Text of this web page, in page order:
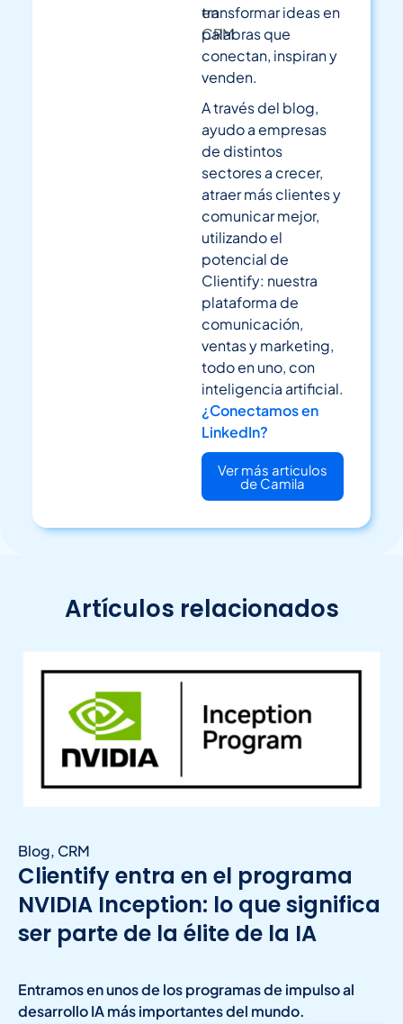
en
CRM
transformar ideas en
palabras que
conectan, inspiran y
venden.
A través del blog,
ayudo a empresas
de distintos
sectores a crecer,
atraer más clientes y
comunicar mejor,
utilizando el
potencial de
Clientify: nuestra
plataforma de
comunicación,
ventas y marketing,
todo en uno, con
inteligencia artificial.
¿Conectamos en
LinkedIn?
Ver más articulos
de Camila
Artículos relacionados
Blog, CRM
Clientify entra en el programa
NVIDIA Inception: lo que significa
ser parte de la élite de la IA
Entramos en unos de los programas de impulso al
desarrollo IA más importantes del mundo.